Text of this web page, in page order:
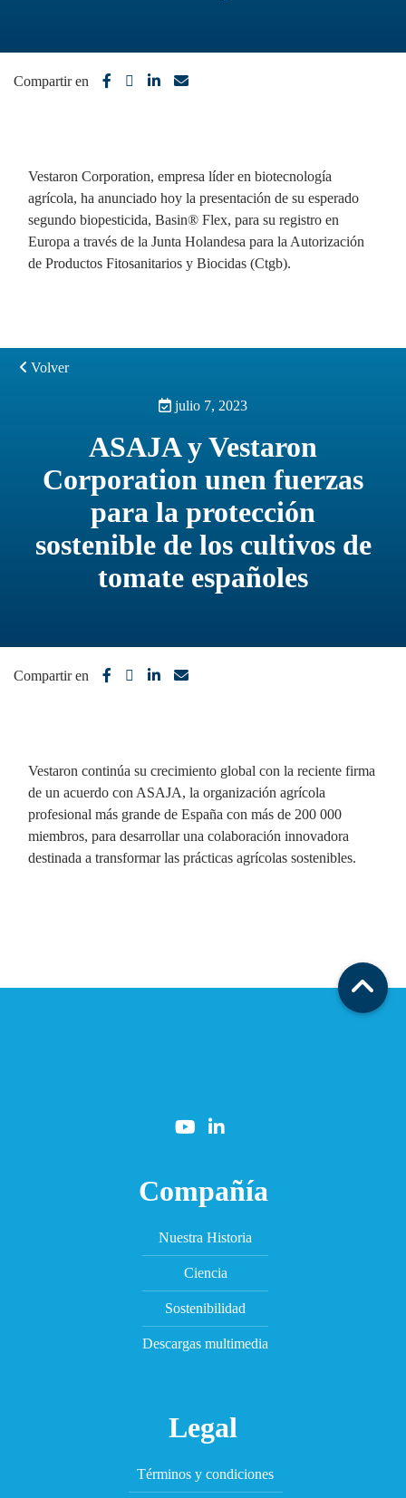
Compartir en
Vestaron Corporation, empresa líder en biotecnología
agrícola, ha anunciado hoy la presentación de su esperado
segundo biopesticida, Basin® Flex, para su registro en
Europa a través de la Junta Holandesa para la Autorización
de Productos Fitosanitarios y Biocidas (Ctgb).
Volver
julio 7, 2023
ASAJA y Vestaron
Corporation unen fuerzas
para la protección
sostenible de los cultivos de
tomate españoles
Compartir en
Vestaron continúa su crecimiento global con la reciente firma
de un acuerdo con ASAJA, la organización agrícola
profesional más grande de España con más de 200 000
miembros, para desarrollar una colaboración innovadora
destinada a transformar las prácticas agrícolas sostenibles.
Compañía
Nuestra Historia
Ciencia
Sostenibilidad
Descargas multimedia
Legal
Términos y condiciones